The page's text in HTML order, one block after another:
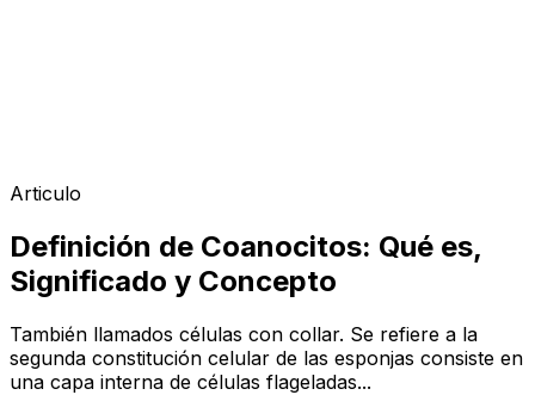
Articulo
Definición de Coanocitos: Qué es,
Significado y Concepto
También llamados células con collar. Se refiere a la
segunda constitución celular de las esponjas consiste en
una capa interna de células flageladas...